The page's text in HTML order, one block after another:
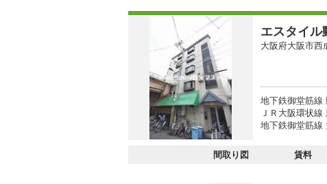
エスタイル
大阪府大阪市西
地下鉄御堂筋線
ＪＲ大阪環状
地下鉄御堂筋線
間取り図 賃料